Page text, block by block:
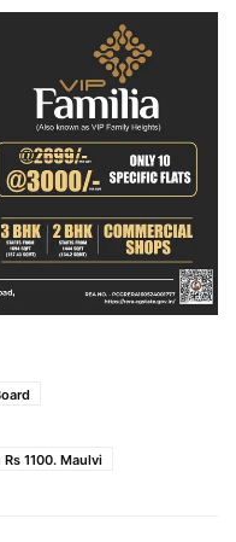
1100. Maulvi